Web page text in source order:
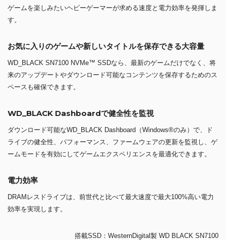
ゲームを楽しみたいヘビーゲーマーが求める速度と電力効率を発揮しま
す。
お気に入りのゲームや新しいタイトルを保存できる大容量
WD_BLACK SN7100 NVMe™ SSDなら、最新のゲームだけでなく、将
来のアップデートやダウンロード可能なコンテンツを保存するためのス
ペースも確保できます。
WD_BLACK Dashboardで健全性を監視
ダウンロード可能なWD_BLACK Dashboard（Windows®のみ）で、ド
ライブの健全性、パフォーマンス、ファームウェアの更新を監視し、ゲ
ームモードを有効にしてゲームエクスペリエンスを最適化できます。
電力効率
DRAMレスドライブは、前世代と比べて最大速度で最大100%高い電力
効率を実現します。
搭載SSD：WesternDigital製 WD BLACK SN7100